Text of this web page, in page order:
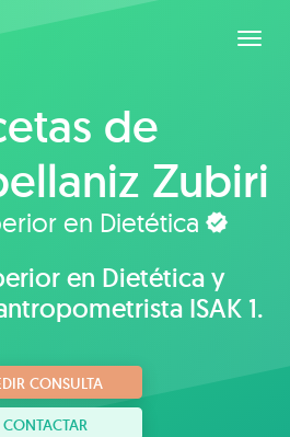
de
Zubiri
en Dietética
en Dietética y
ISAK 1.
CONSULTA
CONTACTAR